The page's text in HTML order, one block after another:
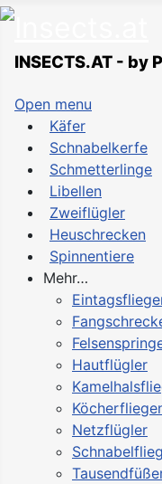
INSECTS.AT - by
Open menu
Käfer
Schnabelkerfe
Schmetterlinge
Libellen
Zweiflügler
Heuschrecken
Spinnentiere
Mehr…
Hautflügler
Netzflügler